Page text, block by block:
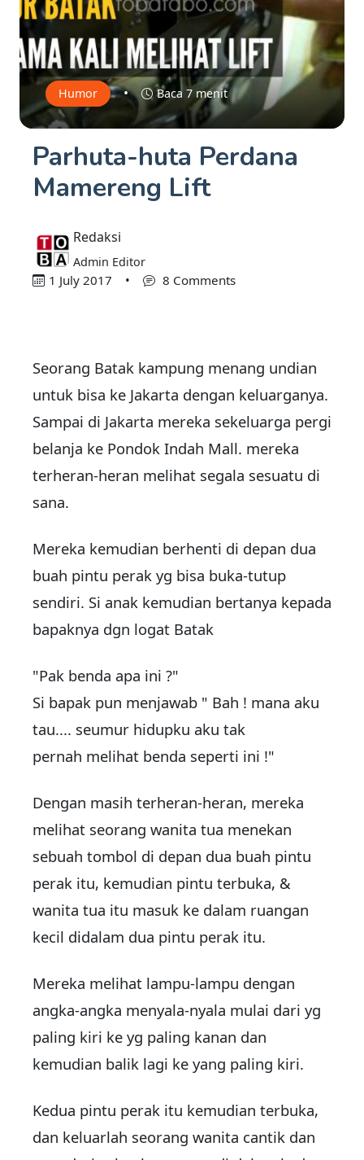
Humor • Baca 7 menit
Parhuta-huta Perdana
Mamereng Lift
Redaksi
Admin Editor
1 July 2017 • 8 Comments
Seorang Batak kampung menang undian
untuk bisa ke Jakarta dengan keluarganya.
Sampai di Jakarta mereka sekeluarga pergi
belanja ke Pondok Indah Mall. mereka
terheran-heran melihat segala sesuatu di
sana.
Mereka kemudian berhenti di depan dua
buah pintu perak yg bisa buka-tutup
sendiri. Si anak kemudian bertanya kepada
bapaknya dgn logat Batak
"Pak benda apa ini ?"
Si bapak pun menjawab " Bah ! mana aku
tau.... seumur hidupku aku tak
pernah melihat benda seperti ini !"
Dengan masih terheran-heran, mereka
melihat seorang wanita tua menekan
sebuah tombol di depan dua buah pintu
perak itu, kemudian pintu terbuka, &
wanita tua itu masuk ke dalam ruangan
kecil didalam dua pintu perak itu.
Mereka melihat lampu-lampu dengan
angka-angka menyala-nyala mulai dari yg
paling kiri ke yg paling kanan dan
kemudian balik lagi ke yang paling kiri.
Kedua pintu perak itu kemudian terbuka,
dan keluarlah seorang wanita cantik dan